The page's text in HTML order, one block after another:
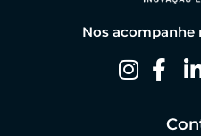
Nos acompanhe